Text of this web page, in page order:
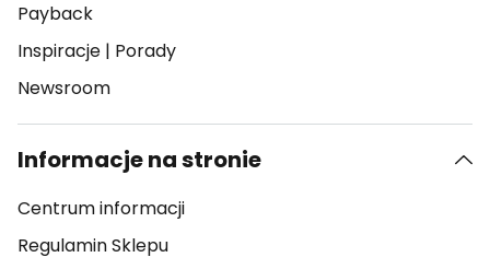
Payback
Inspiracje | Porady
Newsroom
Informacje na stronie
Centrum informacji
Regulamin Sklepu